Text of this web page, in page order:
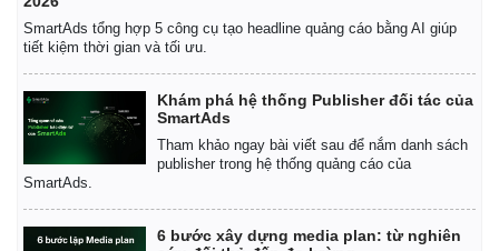
Kinh tế
Khởi nghiệp
Thị trường
Tiêu dùng
Tỷ giá
Chứng khoán
Giá cà phê
SmartAds tổng hợp 5 công cụ tạo headline quảng cáo bằng AI giúp
tiết kiệm thời gian và tối ưu.
Khám phá hệ thống Publisher đối tác của
SmartAds
Tham khảo ngay bài viết sau để nắm danh sách
publisher trong hệ thống quảng cáo của
SmartAds.
6 bước xây dựng media plan: từ nghiên